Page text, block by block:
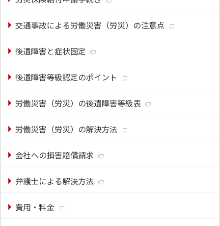
交通事故による労働災害（労災）の注意点
後遺障害と症状固定
後遺障害等級認定のポイント
労働災害（労災）の後遺障害等級表
労働災害（労災）の解決方法
会社への損害賠償請求
弁護士による解決方法
費用・料金